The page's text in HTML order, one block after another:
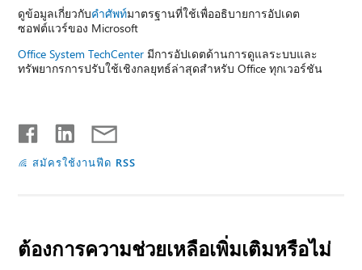
ดูข้อมูลเกี่ยวกับคําศัพท์มาตรฐานที่ใช้เพื่ออธิบายการอัปเดต
ซอฟต์แวร์ของ Microsoft
Office System TechCenter มีการอัปเดตด้านการดูแลระบบและ
ทรัพยากรการปรับใช้เชิงกลยุทธ์ล่าสุดสําหรับ Office ทุกเวอร์ชัน
สมัครใช้งานฟีด RSS
ต้องการความช่วยเหลือเพิ่มเติมหรือไม่